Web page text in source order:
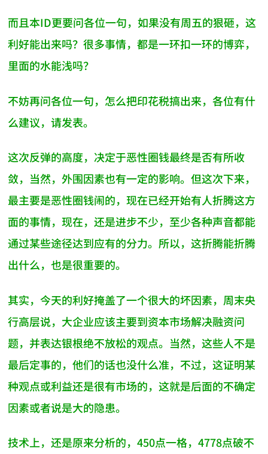
而且本ID更要问各位一句，如果没有周五的狠砸，这
利好能出来吗？很多事情，都是一环扣一环的博弈，
里面的水能浅吗？
不妨再问各位一句，怎么把印花税搞出来，各位有什
么建议，请发表。
这次反弹的高度，决定于恶性圈钱最终是否有所收
敛，当然，外围因素也有一定的影响。但这次下来，
最主要是恶性圈钱闹的，现在已经开始有人折腾这方
面的事情，现在，还是进步不少，至少各种声音都能
通过某些途径达到应有的分力。所以，这折腾能折腾
出什么，也是很重要的。
其实，今天的利好掩盖了一个很大的坏因素，周末央
行高层说，大企业应该主要到资本市场解决融资问
题，并表达银根绝不放松的观点。当然，这些人不是
最后定事的，他们的话也没什么准，不过，这证明某
种观点或利益还是很有市场的，这就是后面的不确定
因素或者说是大的隐患。
技术上，还是原来分析的，450点一格，4778点破不